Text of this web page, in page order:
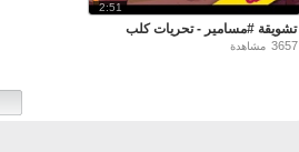
2:51
تشويقة #مسامير - تحريات كلب
3657 مشاهدة